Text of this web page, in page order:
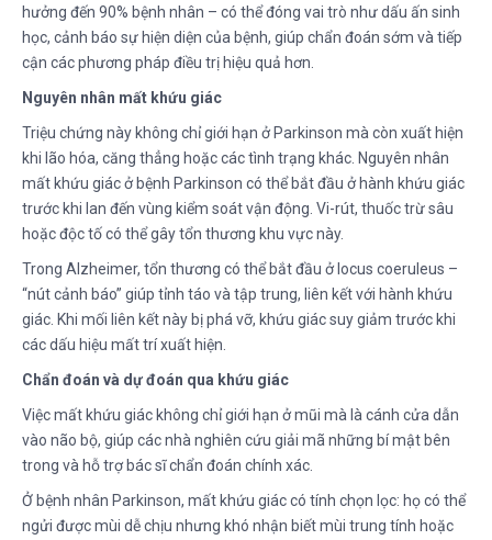
hưởng đến 90% bệnh nhân – có thể đóng vai trò như dấu ấn sinh
học, cảnh báo sự hiện diện của bệnh, giúp chẩn đoán sớm và tiếp
cận các phương pháp điều trị hiệu quả hơn.
Nguyên nhân mất khứu giác
Triệu chứng này không chỉ giới hạn ở Parkinson mà còn xuất hiện
khi lão hóa, căng thẳng hoặc các tình trạng khác. Nguyên nhân
mất khứu giác ở bệnh Parkinson có thể bắt đầu ở hành khứu giác
trước khi lan đến vùng kiểm soát vận động. Vi-rút, thuốc trừ sâu
hoặc độc tố có thể gây tổn thương khu vực này.
Trong Alzheimer, tổn thương có thể bắt đầu ở locus coeruleus –
“nút cảnh báo” giúp tỉnh táo và tập trung, liên kết với hành khứu
giác. Khi mối liên kết này bị phá vỡ, khứu giác suy giảm trước khi
các dấu hiệu mất trí xuất hiện.
Chẩn đoán và dự đoán qua khứu giác
Việc mất khứu giác không chỉ giới hạn ở mũi mà là cánh cửa dẫn
vào não bộ, giúp các nhà nghiên cứu giải mã những bí mật bên
trong và hỗ trợ bác sĩ chẩn đoán chính xác.
Ở bệnh nhân Parkinson, mất khứu giác có tính chọn lọc: họ có thể
ngửi được mùi dễ chịu nhưng khó nhận biết mùi trung tính hoặc